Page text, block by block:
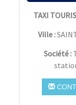
TAXI
Ville :
Société :